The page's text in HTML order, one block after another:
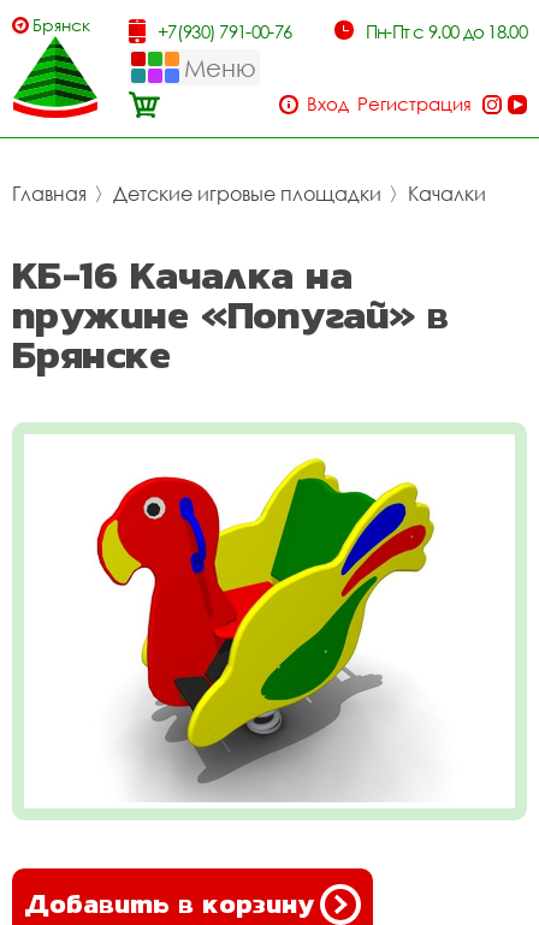
Брянск +7(930) 791-00-76 Пн-Пт с 9.00 до 18.00
Меню
Вход Регистрация
Главная 〉 Детские игровые площадки 〉 Качалки
КБ-16 Качалка на
пружине «Попугай» в
Брянске
Добавить в корзину